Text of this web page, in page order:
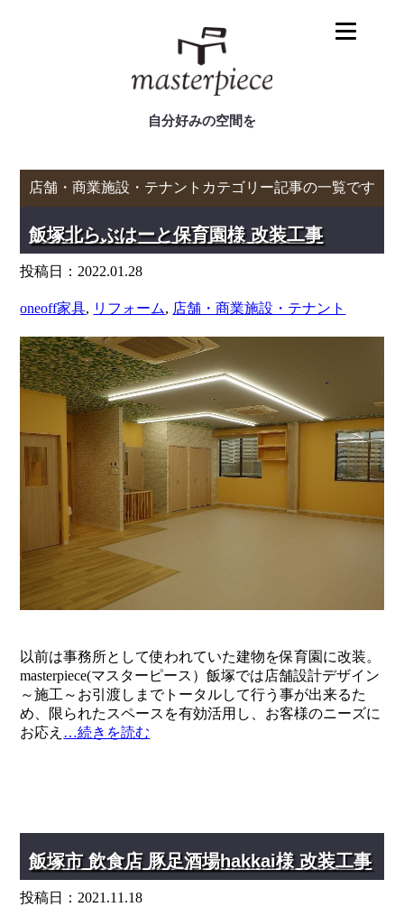
自分好みの空間を
店舗・商業施設・テナントカテゴリー記事の一覧です
飯塚北らぶはーと保育園様 改装工事
投稿日：2022.01.28
oneoff家具, リフォーム, 店舗・商業施設・テナント
以前は事務所として使われていた建物を保育園に改装。
masterpiece(マスターピース）飯塚では店舗設計デザイン
～施工～お引渡しまでトータルして行う事が出来るた
め、限られたスペースを有効活用し、お客様のニーズに
お応え …続きを読む
飯塚市 飲食店 豚足酒場hakkai様 改装工事
投稿日：2021.11.18